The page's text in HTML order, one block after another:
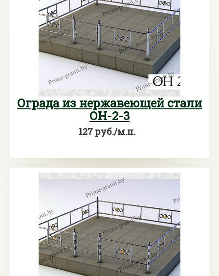
Ограда из нержавеющей стали
ОН-2-3
127 руб./м.п.